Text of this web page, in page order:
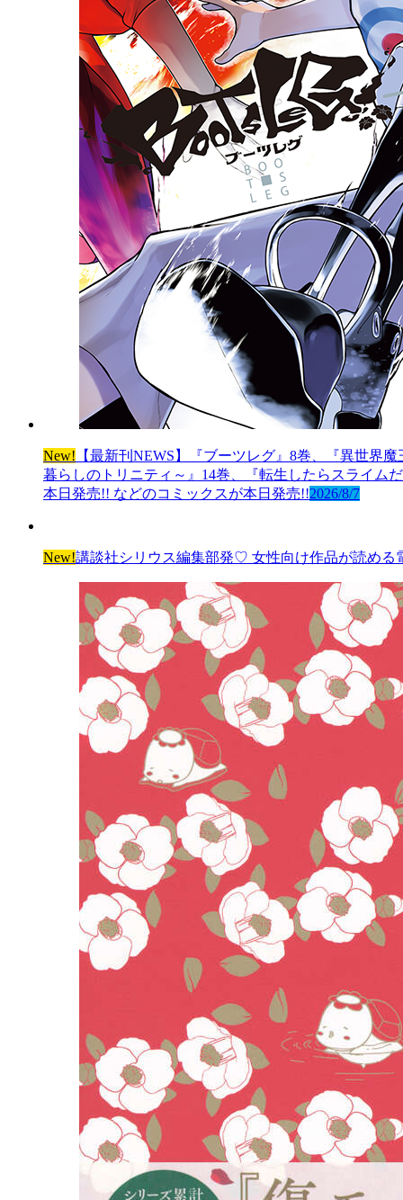
New! 【最新刊NEWS】『ブーツレグ』8巻、『異世界
暮らしのトリニティ～』14巻、『転生したらスライム
本日発売!! などのコミックスが本日発売!!2026/8/7
New!講談社シリウス編集部発♡ 女性向け作品が読める